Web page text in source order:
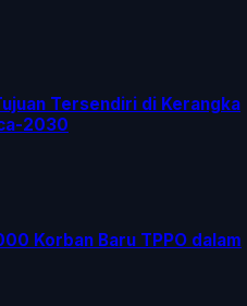
Tersendiri di Kerangka
2030
Korban Baru TPPO dalam